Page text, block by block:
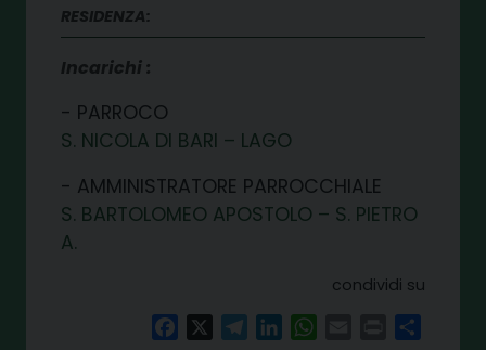
RESIDENZA:
Incarichi
PARROCO
S. NICOLA DI BARI – LAGO
AMMINISTRATORE PARROCCHIALE
S. BARTOLOMEO APOSTOLO – S. PIETRO
A.
condividi su
FacebookTelegramLinkedInWhatsAppPrint